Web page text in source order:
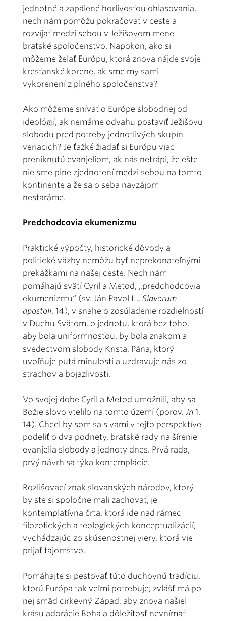
jednotné a zapálené horlivosťou ohlasovania,
nech nám pomôžu pokračovať v ceste a
rozvíjať medzi sebou v Ježišovom mene
bratské spoločenstvo. Napokon, ako si
môžeme želať Európu, ktorá znova nájde svoje
kresťanské korene, ak sme my sami
vykorenení z plného spoločenstva?
Ako môžeme snívať o Európe slobodnej od
ideológií, ak nemáme odvahu postaviť Ježišovu
slobodu pred potreby jednotlivých skupín
veriacich? Je ťažké žiadať si Európu viac
preniknutú evanjeliom, ak nás netrápi, že ešte
nie sme plne zjednotení medzi sebou na tomto
kontinente a že sa o seba navzájom
nestaráme.
Predchodcovia ekumenizmu
Praktické výpočty, historické dôvody a
politické väzby nemôžu byť neprekonateľnými
prekážkami na našej ceste. Nech nám
pomáhajú svätí Cyril a Metod, „predchodcovia
ekumenizmu“ (sv. Ján Pavol II., Slavorum
apostoli, 14), v snahe o zosúladenie rozdielností
v Duchu Svätom, o jednotu, ktorá bez toho,
aby bola uniformnosťou, by bola znakom a
svedectvom slobody Krista, Pána, ktorý
uvoľňuje putá minulosti a uzdravuje nás zo
strachov a bojazlivosti.
Vo svojej dobe Cyril a Metod umožnili, aby sa
Božie slovo vtelilo na tomto území (porov. Jn 1,
14). Chcel by som sa s vami v tejto perspektíve
podeliť o dva podnety, bratské rady na šírenie
evanjelia slobody a jednoty dnes. Prvá rada,
prvý návrh sa týka kontemplácie.
Rozlišovací znak slovanských národov, ktorý
by ste si spoločne mali zachovať, je
kontemplatívna črta, ktorá ide nad rámec
filozofických a teologických konceptualizácií,
vychádzajúc zo skúsenostnej viery, ktorá vie
prijať tajomstvo.
Pomáhajte si pestovať túto duchovnú tradíciu,
ktorú Európa tak veľmi potrebuje; zvlášť má po
nej smäd cirkevný Západ, aby znova našiel
krásu adorácie Boha a dôležitosť nevnímať